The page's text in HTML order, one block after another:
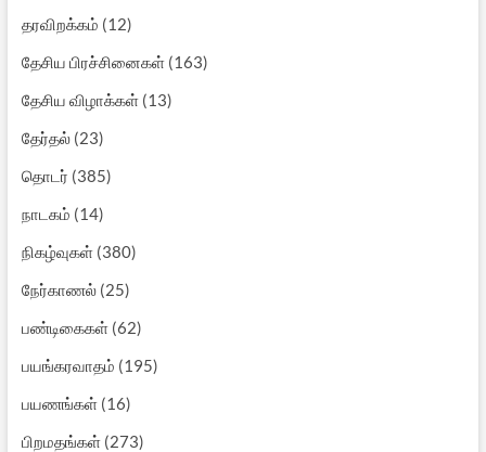
தரவிறக்கம் (12)
தேசிய பிரச்சினைகள்(163)
தேசிய விழாக்கள்(13)
தேர்தல்(23)
தொடர் (385)
நாடகம் (14)
நிகழ்வுகள்(380)
நேர்காணல்(25)
பண்டிகைகள்(62)
பயங்கரவாதம் (195)
பயணங்கள்(16)
பிறமதங்கள்(273)